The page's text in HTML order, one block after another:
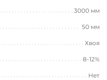
3000 мм
50 мм
Хвоя
8-12%
Нет